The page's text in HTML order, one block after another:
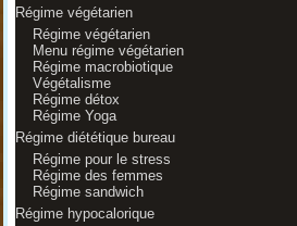
Régime végétarien
Régime végétarien
Menu régime végétarien
Régime macrobiotique
Végétalisme
Régime détox
Régime Yoga
Régime diététique bureau
Régime pour le stress
Régime des femmes
Régime sandwich
Régime hypocalorique